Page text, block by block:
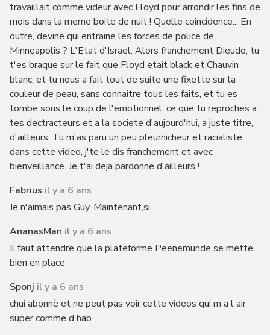
travaillait comme videur avec Floyd pour arrondir les fins de
mois dans la meme boite de nuit ! Quelle coincidence... En
outre, devine qui entraine les forces de police de
Minneapolis ? L'Etat d'Israel. Alors franchement Dieudo, tu
t'es braque sur le fait que Floyd etait black et Chauvin
blanc, et tu nous a fait tout de suite une fixette sur la
couleur de peau, sans connaitre tous les faits, et tu es
tombe sous le coup de l'emotionnel, ce que tu reproches a
tes dectracteurs et a la societe d'aujourd'hui, a juste titre,
d'ailleurs. Tu m'as paru un peu pleurnicheur et racialiste
dans cette video, j'te le dis franchement et avec
bienveillance. Je t'ai deja pardonne d'ailleurs !
Fabrius il y a 6 ans
Je n'aimais pas Guy. Maintenant,si
AnanasMan il y a 6 ans
Il faut attendre que la plateforme Peenemünde se mette
bien en place
Sponj il y a 6 ans
chui abonnè et ne peut pas voir cette videos qui m a l air
super comme d hab